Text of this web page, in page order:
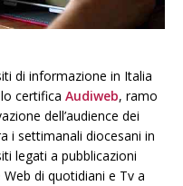
di informazione in Italia
certifica Audiweb, ramo
dell’audience dei
i settimanali diocesani in
legati a pubblicazioni
di quotidiani e Tv a